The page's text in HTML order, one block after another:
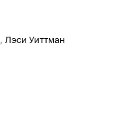
, Лэси Уиттман